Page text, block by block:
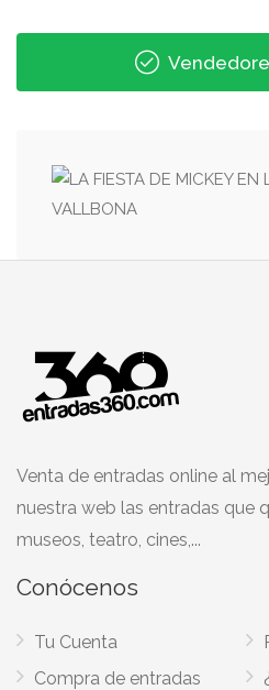
Venta de entradas online al
nuestra web las entradas que
museos, teatro, cines,...
Conócenos
Tu Cuenta
Compra de entradas